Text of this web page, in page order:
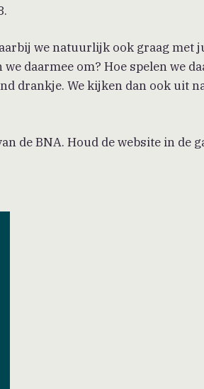
we natuurlijk ook graag met
daarmee om? Hoe spelen we
drankje. We kijken dan ook uit
de BNA. Houd de website in de